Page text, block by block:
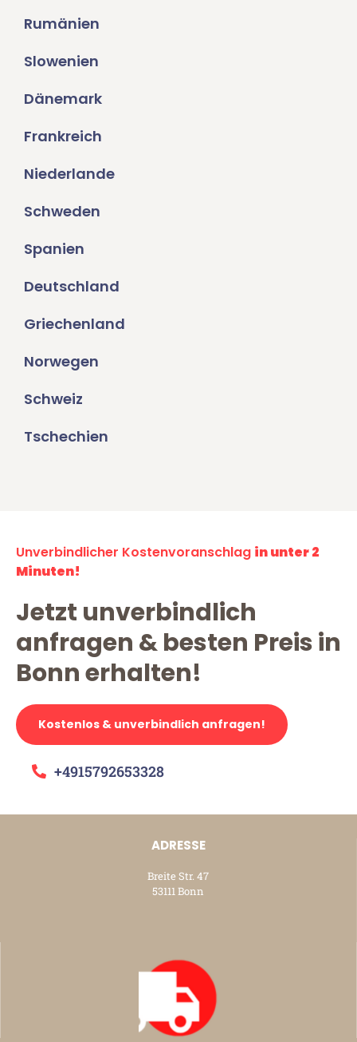
Rumänien
Slowenien
Dänemark
Frankreich
Niederlande
Schweden
Spanien
Deutschland
Griechenland
Norwegen
Schweiz
Tschechien
Unverbindlicher Kostenvoranschlag in unter 2
Minuten!
Jetzt unverbindlich
anfragen & besten Preis in
Bonn erhalten!
Kostenlos & unverbindlich anfragen!
+4915792653328
ADRESSE
Breite Str. 47
53111 Bonn